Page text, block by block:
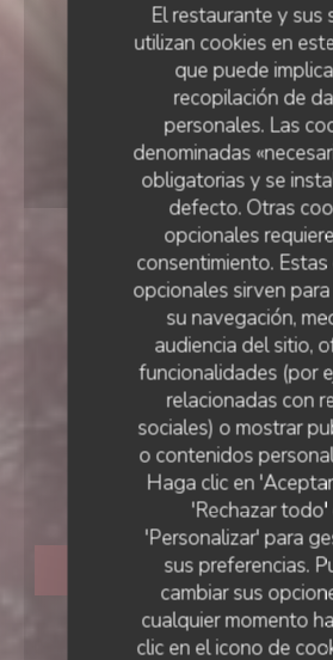
El restaurante y sus
utilizan cookies en
que puede
recopilación de
personales. Las
denominadas
obligatorias y se
defecto. Otras
opcionales
consentimiento.
opcionales sirven
su navegación,
audiencia del sitio,
funcionalidades (por
relacionadas con
sociales) o mostrar
o contenidos
Haga clic en
'Rechazar todo'
'Personalizar' para
sus preferencias.
cambiar sus
cualquier momento
clic en el icono de
CARNE BAR•
RESERVAR UNA